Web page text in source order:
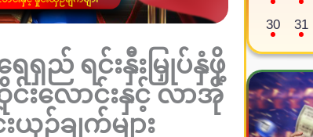
ေရှည် ရင်းနှီးမြှုပ်နှံဖို့
းလောင်းနှင့် လာအို
ယှဉ်ချက်များ
30 31